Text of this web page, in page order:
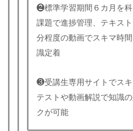
❷標準学習期間６カ月を科
課題で進捗管理、テキス
分程度の動画でスキマ時
識定着
❸受講生専用サイトでス
テストや動画解説で知識
クが可能